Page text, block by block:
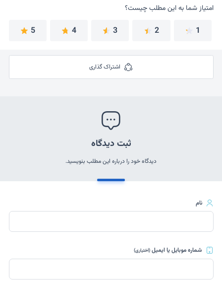
امتیاز شما به این مطلب چیست؟
امتیاز شما به این مطلب چیست؟
1
2
3
4
5
اشتراک گذاری
ثبت دیدگاه
دیدگاه خود را درباره این مطلب بنویسید.
نام
شماره موبایل یا ایمیل(اختیاری)